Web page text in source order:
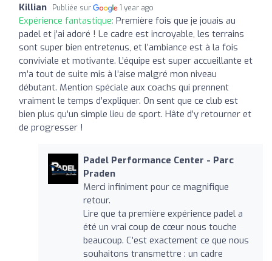
Killian Publiée sur 1 year ago
Expérience fantastique: Première fois que je jouais au
padel et j’ai adoré ! Le cadre est incroyable, les terrains
sont super bien entretenus, et l’ambiance est à la fois
conviviale et motivante. L’équipe est super accueillante et
m’a tout de suite mis à l’aise malgré mon niveau
débutant. Mention spéciale aux coachs qui prennent
vraiment le temps d’expliquer. On sent que ce club est
bien plus qu’un simple lieu de sport. Hâte d’y retourner et
de progresser !
Padel Performance Center - Parc
Praden
Merci infiniment pour ce magnifique
retour.
Lire que ta première expérience padel a
été un vrai coup de cœur nous touche
beaucoup. C’est exactement ce que nous
souhaitons transmettre : un cadre